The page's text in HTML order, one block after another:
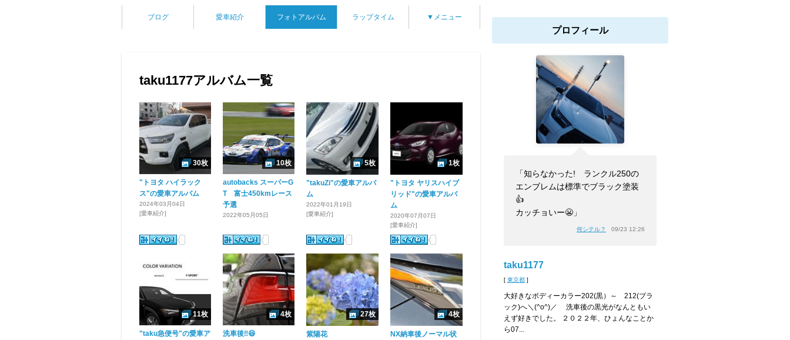
ブログ 愛車紹介 フォトアルバム ラップタイム ▼メニュー
taku1177アルバム一覧
"トヨタ ハイラック
ス"の愛車アルバム
30枚
2024年03月04日
[愛車紹介]
autobacks スーパーG
T 富士450kmレース
予選
10枚
2022年05月05日
"takuZi"の愛車アルバ
ム
5枚
2022年01月19日
[愛車紹介]
"トヨタ ヤリスハイブ
リッド"の愛車アルバ
ム
1枚
2020年07月07日
[愛車紹介]
"taku急便号"の愛車ア
11枚
洗車後‼️😆
4枚
紫陽花
27枚
NX納車後ノーマル状
4枚
プロフィール
「知らなかった! ランクル250の
エンブレムは標準でブラック塗装
👍
カッチョいー😬」
何シテル？ 09/23 12:26
taku1177
[ 東京都 ]
大好きなボディーカラー202(黒）～ 212(ブラ
ック)へ＼(^o^)／ 洗車後の黒光がなんともい
えず好きでした。 ２０２２年、ひょんなことか
ら07...